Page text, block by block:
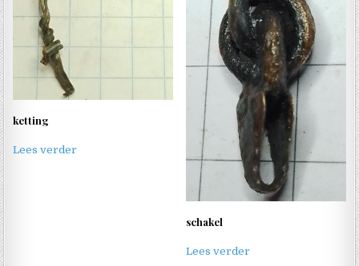
ketting
Lees verder
schakel
Lees verder